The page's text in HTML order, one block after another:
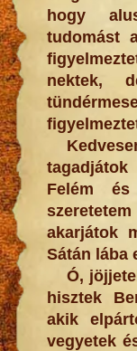
hogy
tudomást
nektek,
tagadjátok
Felém
akarjátok
Sátán lába
Ó,
hisztek
akik
vegyetek